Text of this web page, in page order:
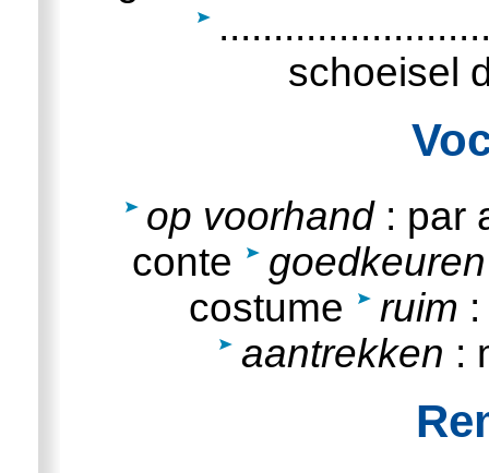
schoeisel
op voorhand: par
conte
goedkeuren
costume
ruim
aantrekken :